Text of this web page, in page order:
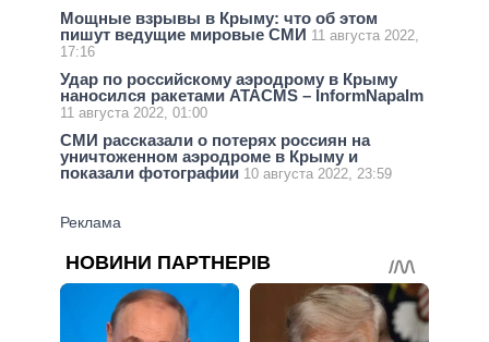
Мощные взрывы в Крыму: что об этом
пишут ведущие мировые СМИ 11 августа 2022,
17:16
Удар по российскому аэродрому в Крыму
наносился ракетами ATACMS – InformNapalm
11 августа 2022, 01:00
СМИ рассказали о потерях россиян на
уничтоженном аэродроме в Крыму и
показали фотографии 10 августа 2022, 23:59